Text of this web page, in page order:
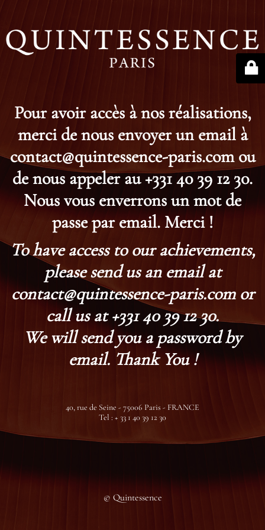
Pour avoir accès à nos réalisations,
merci de nous envoyer un email à
contact@quintessence-paris.com ou
de nous appeler au +331 40 39 12 30.
Nous vous enverrons un mot de
passe par email. Merci !
To have access to our achievements,
please send us an email at
contact@quintessence-paris.com or
call us at +331 40 39 12 30.
We will send you a password by
email. Thank You !
40, rue de Seine - 75006 Paris - FRANCE
Tel : + 33 1 40 39 12 30
© Quintessence